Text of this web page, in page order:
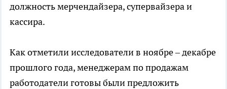
должность мерчендайзера, супервайзера и
кассира.
Как отметили исследователи в ноябре – декабре
прошлого года, менеджерам по продажам
работодатели готовы были предложить